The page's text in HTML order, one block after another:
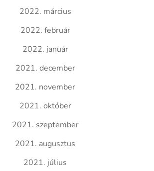
2022. március
2022. február
2022. január
2021. december
2021. november
2021. október
2021. szeptember
2021. augusztus
2021. július